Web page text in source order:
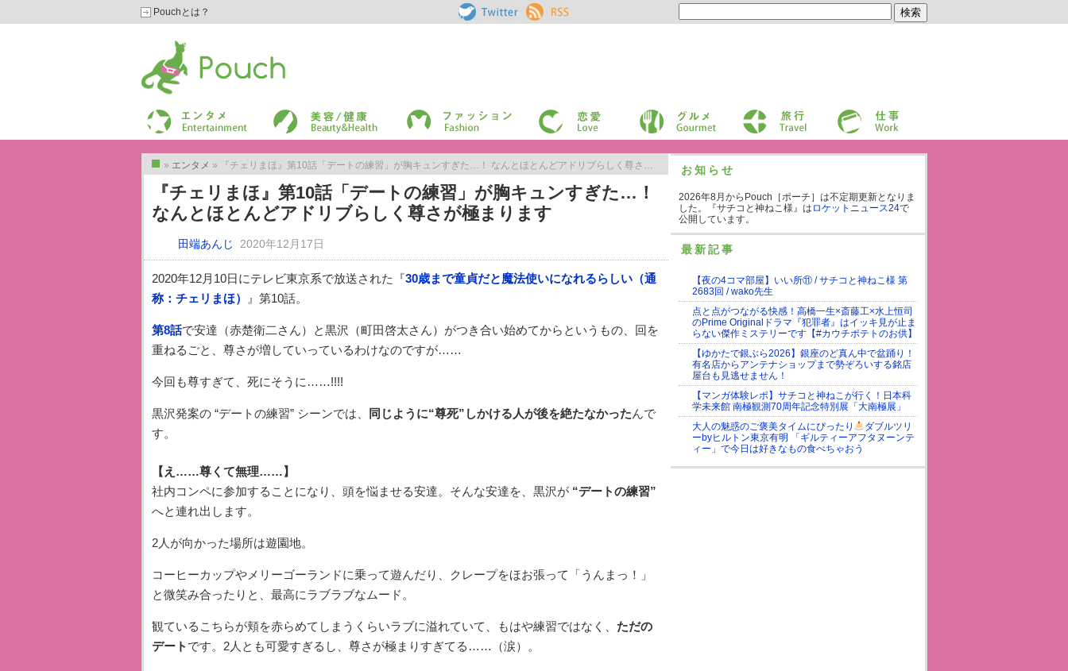
Pouchとは？
Pouch［ポー
チ］ on
RSS
Pouch［ポーチ］
エンターテイメント 美容/健康 ファッション 恋愛 グルメ 旅行 仕事
トップ
» エンタメ » 『チェリまほ』第10話「デートの練習」が胸キュンすぎた…！ なんとほとんどアドリブらしく尊さが極まります
『チェリまほ』第10話「デートの練習」が胸キュンすぎた…！
なんとほとんどアドリブらしく尊さが極まります
田端あんじ 2020年12月17日
2020年12月10日にテレビ東京系で放送された『30歳まで童貞だと魔法使いになれるらしい（通
称：チェリまほ）
』第10話。
第8話で安達（赤楚衛二さん）と黒沢（町田啓太さん）がつき合い始めてからというもの、回を
重ねるごと、尊さが増していっているわけなのですが……
今回も尊すぎて、死にそうに……!!!!
黒沢発案の “デートの練習” シーンでは、 同じように“尊死”しかける人が後を絶たなかったんで
す。
【え……尊くて無理……】
社内コンペに参加することになり、頭を悩ませる安達。そんな安達を、黒沢が“デートの練習”
へと連れ出します。
2人が向かった場所は遊園地。
コーヒーカップやメリーゴーランドに乗って遊んだり、クレープをほお張って「うんまっ！」
と微笑み合ったりと、最高にラブラブなムード。
観ているこちらが頬を赤らめてしまうくらいラブに溢れていて、もはや練習ではなく、 ただの
デート です。2人とも可愛すぎるし、尊さが極まりすぎてる……（涙）。
お知らせ
2026年8月からPouch［ポーチ］は不定期更新となりま
した。『サチコと神ねこ様』は ロケットニュース24で
公開しています。
最新記事
【夜の4コマ部屋】いい所⑪ / サチコと神ねこ様 第
2683回 / wako先生
点と点がつながる快感！高橋一生×斎藤工×水上恒司
のPrime Originalドラマ『犯罪者』はイッキ見が止ま
らない傑作ミステリーです【#カウチポテトのお供】
【ゆかたで銀ぶら2026】銀座のど真ん中で盆踊り！
有名店からアンテナショップまで勢ぞろいする銘店
屋台も見逃せません！
【マンガ体験レポ】サチコと神ねこが行く！日本科
学未来館 南極観測70周年記念特別展「大南極展」
大人の魅惑のご褒美タイムにぴったり
ダブルツリ
ーbyヒルトン東京有明 「ギルティーアフタヌーンテ
ィー」で今日は好きなもの食べちゃおう